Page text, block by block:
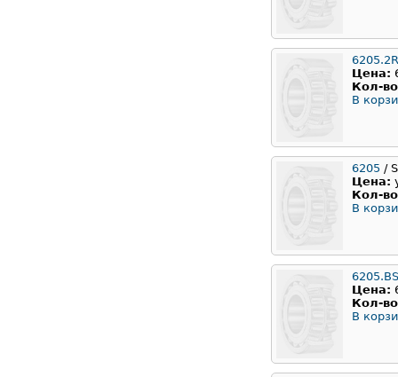
Цена:
Кол-
В
6205 /
Цена:
Кол-
В
Цена:
Кол-
В